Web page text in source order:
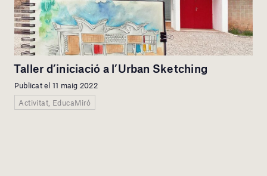
Taller d’iniciació a l’Urban Sketching
Publicat el 11 maig 2022
Activitat, EducaMiró